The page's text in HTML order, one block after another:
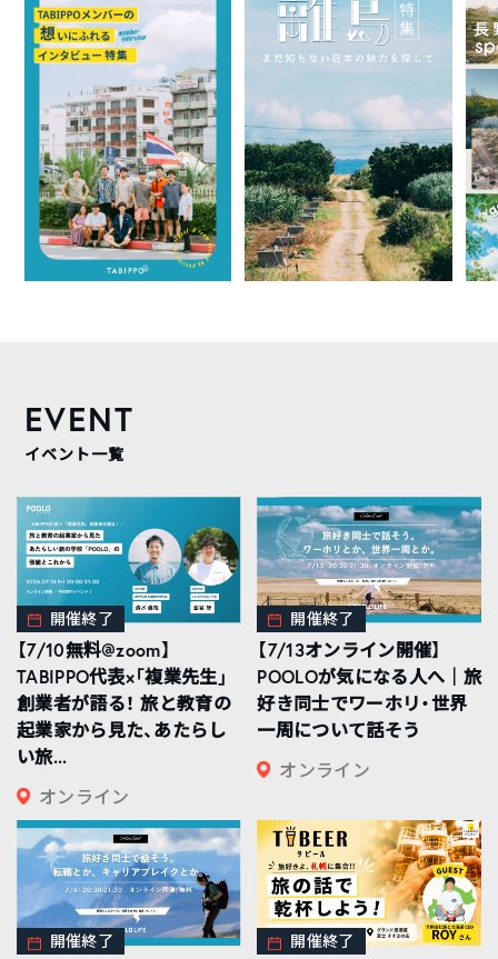
EVENT
イベント一覧
開催終了
【7/10無料@zoom】
TABIPPO代表×「複業先生」
創業者が語る！ 旅と教育の
起業家から見た、あたらし
い旅...
オンライン
開催終了
【7/13オンライン開催】
POOLOが気になる人へ｜旅
好き同士でワーホリ・世界
一周について話そう
オンライン
開催終了 開催終了